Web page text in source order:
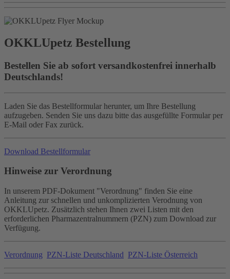
OKKLUpetz Bestellung
Bestellen Sie ab sofort versandkostenfrei innerhalb
Deutschlands!
Laden Sie das Bestellformular herunter, um Ihre Bestellung
aufzugeben. Senden Sie uns dazu bitte das ausgefüllte Formular per
E-Mail oder Fax zurück.
Download Bestellformular
Hinweise zur Verordnung
In unserem PDF-Dokument "Verordnung" finden Sie eine
Anleitung zur schnellen und unkomplizierten Verodnung von
OKKLUpetz. Zusätzlich stehen Ihnen zwei Listen mit den
erforderlichen Pharmazentralnummern (PZN) zum Download zur
Verfügung.
Verordnung PZN-Liste Deutschland PZN-Liste Österreich